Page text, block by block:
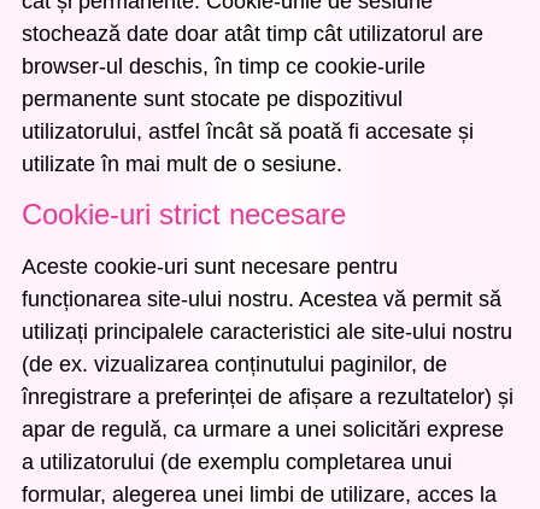
stochează date doar atât timp cât utilizatorul are
browser-ul deschis, în timp ce cookie-urile
permanente sunt stocate pe dispozitivul
utilizatorului, astfel încât să poată fi accesate și
utilizate în mai mult de o sesiune.
Cookie-uri strict necesare
Aceste cookie-uri sunt necesare pentru
funcționarea site-ului nostru. Acestea vă permit să
utilizați principalele caracteristici ale site-ului nostru
(de ex. vizualizarea conținutului paginilor, de
înregistrare a preferinței de afișare a rezultatelor) și
apar de regulă, ca urmare a unei solicitări exprese
a utilizatorului (de exemplu completarea unui
formular, alegerea unei limbi de utilizare, acces la